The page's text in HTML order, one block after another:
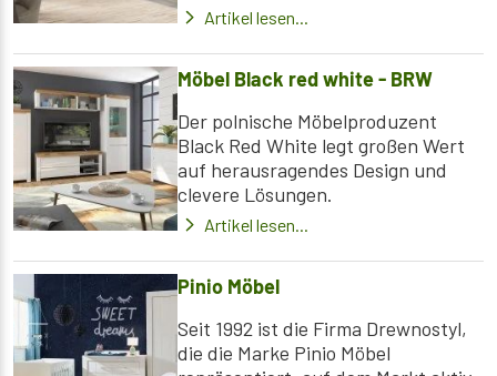
Artikel lesen...
Möbel Black red white - BRW
Der polnische Möbelproduzent
Black Red White legt großen Wert
auf herausragendes Design und
clevere Lösungen.
Artikel lesen...
Pinio Möbel
Seit 1992 ist die Firma Drewnostyl,
die die Marke Pinio Möbel